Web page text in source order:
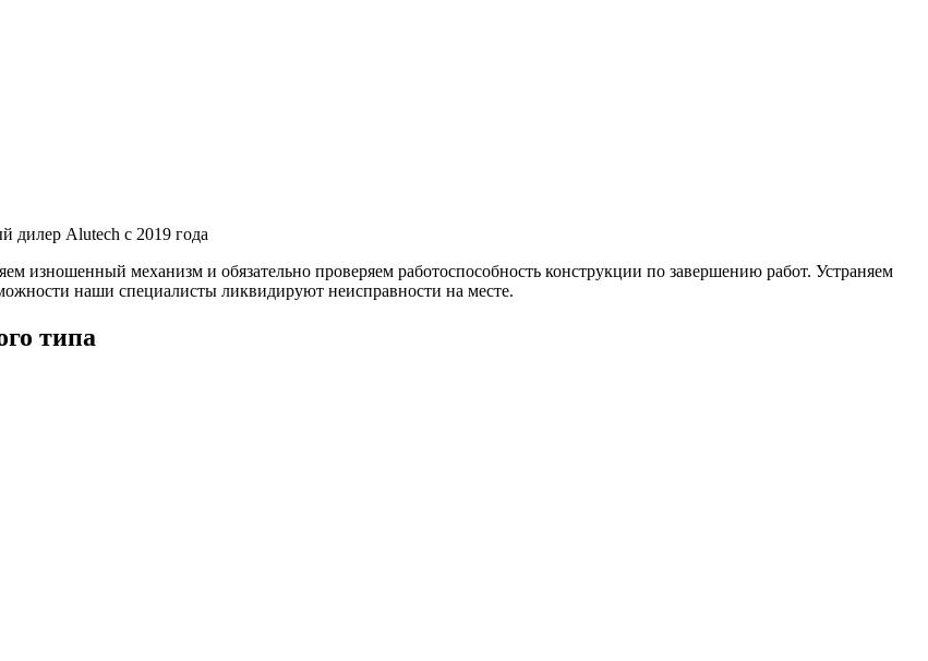
дилер Alutech с 2019 года
изношенный механизм и обязательно проверяем работоспособность конструкции по завершению работ. Устраняем
наши специалисты ликвидируют неисправности на месте.
типа